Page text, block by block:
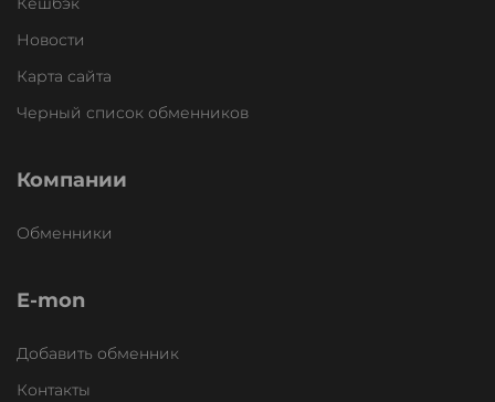
Новости
Карта сайта
Черный список обменников
Компании
Обменники
E-mon
Добавить обменник
Контакты